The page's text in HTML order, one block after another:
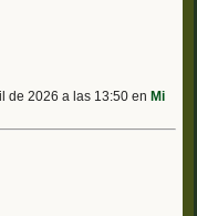
de 2026 a las 13:50 en Mi